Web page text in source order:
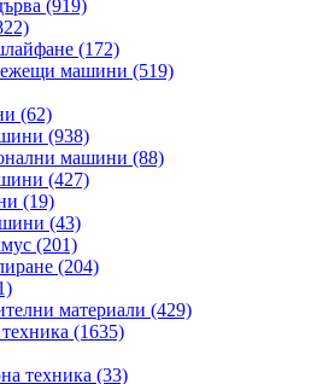
(919)
(172)
машини (519)
(62)
(938)
машини (88)
(427)
(19)
(43)
(201)
(204)
материали (429)
(1635)
техника (33)